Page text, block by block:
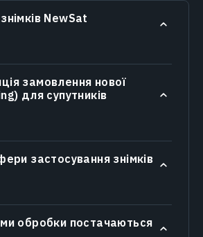
NewSat
замовлення нової
для супутників
застосування знімків
обробки постачаються